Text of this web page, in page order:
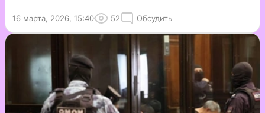
16 марта, 2026, 15:40 52 Обсудить